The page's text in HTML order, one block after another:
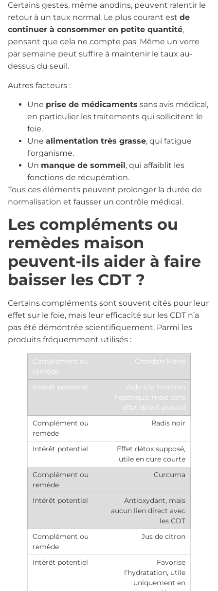
Certains gestes, même anodins, peuvent ralentir le
retour à un taux normal. Le plus courant est de
continuer à consommer en petite quantité,
pensant que cela ne compte pas. Même un verre
par semaine peut suffire à maintenir le taux au-
dessus du seuil.
Autres facteurs :
Une prise de médicaments sans avis médical,
en particulier les traitements qui sollicitent le
foie.
Une alimentation très grasse, qui fatigue
l’organisme.
Un manque de sommeil, qui affaiblit les
fonctions de récupération.
Tous ces éléments peuvent prolonger la durée de
normalisation et fausser un contrôle médical.
Les compléments ou
remèdes maison
peuvent-ils aider à faire
baisser les CDT ?
Certains compléments sont souvent cités pour leur
effet sur le foie, mais leur efficacité sur les CDT n’a
pas été démontrée scientifiquement. Parmi les
produits fréquemment utilisés :
Chardon-Marie
Aide à la fonction
hépatique, mais sans
effet direct prouvé
Radis noir
Effet détox supposé,
utile en cure courte
Curcuma
Antioxydant, mais
aucun lien direct avec
les CDT
Jus de citron
Favorise
l’hydratation, utile
uniquement en